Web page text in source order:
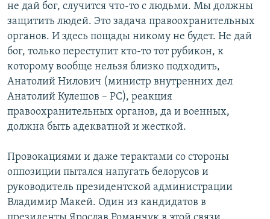
не дай бог, случится что-то с людьми. Мы должны
защитить людей. Это задача правоохранительных
органов. И здесь пощады никому не будет. Не дай
бог, только переступит кто-то тот рубикон, к
которому вообще нельзя близко подходить,
Анатолий Нилович (министр внутренних дел
Анатолий Кулешов – РС), реакция
правоохранительных органов, да и военных,
должна быть адекватной и жесткой.
Провокациями и даже терактами со стороны
оппозиции пытался напугать белорусов и
руководитель президентской администрации
Владимир Макей. Один из кандидатов в